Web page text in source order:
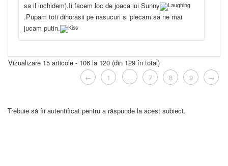
sa il inchidem).Ii facem loc de joaca lui Sunny
.Pupam toti dihorasii pe nasucuri si plecam sa ne mai
jucam putin.
Vizualizare 15 articole - 106 la 120 (din 129 în total)
←
1 … 7 8 9 →
Trebuie să fii autentificat pentru a răspunde la acest subiect.